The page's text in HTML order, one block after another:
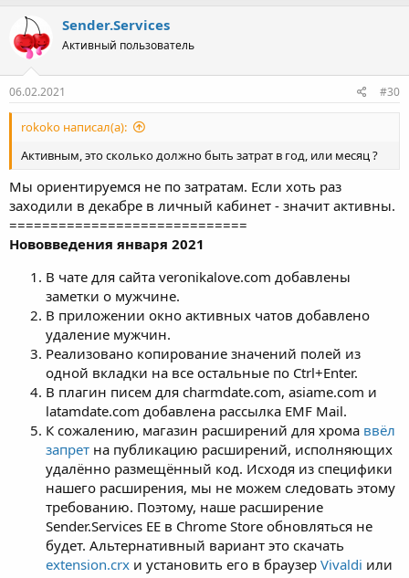
Sender.Services
Активный пользователь
06.02.2021 #30
rokoko написал(а):
Активным, это сколько должно быть затрат в год, или месяц ?
Мы ориентируемся не по затратам. Если хоть раз
заходили в декабре в личный кабинет - значит активны.
=============================
Нововведения января 2021
В чате для сайта veronikalove.com добавлены
заметки о мужчине.
В приложении окно активных чатов добавлено
удаление мужчин.
Реализовано копирование значений полей из
одной вкладки на все остальные по Ctrl+Enter.
В плагин писем для charmdate.com, asiame.com и
latamdate.com добавлена рассылка EMF Mail.
К сожалению, магазин расширений для хрома ввёл
запрет на публикацию расширений, исполняющих
удалённо размещённый код. Исходя из специфики
нашего расширения, мы не можем следовать этому
требованию. Поэтому, наше расширение
Sender.Services EE в Chrome Store обновляться не
будет. Альтернативный вариант это скачать
extension.crx и установить его в браузер Vivaldi или